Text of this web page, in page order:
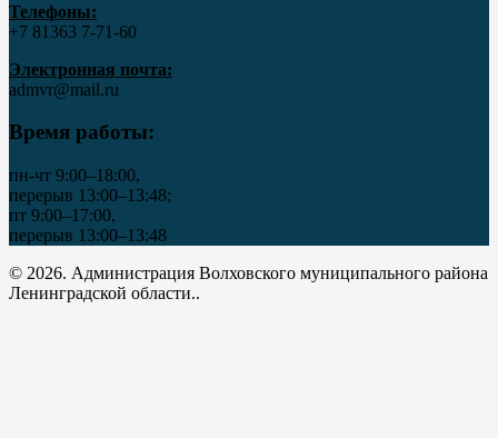
Телефоны:
+7 81363 7‑71-60
Электронная почта:
admvr@mail.ru
Время работы:
пн-чт 9:00–18:00,
перерыв 13:00–13:48;
пт 9:00–17:00,
перерыв 13:00–13:48
© 2026. Администрация Волховского муниципального района
Ленинградской области..